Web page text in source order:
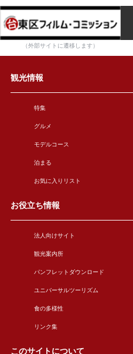
（外部サイトに遷移します）
観光情報
特集
グルメ
モデルコース
泊まる
お気に入りリスト
お役立ち情報
法人向けサイト
観光案内所
パンフレットダウンロード
ユニバーサルツーリズム
食の多様性
リンク集
このサイトについて